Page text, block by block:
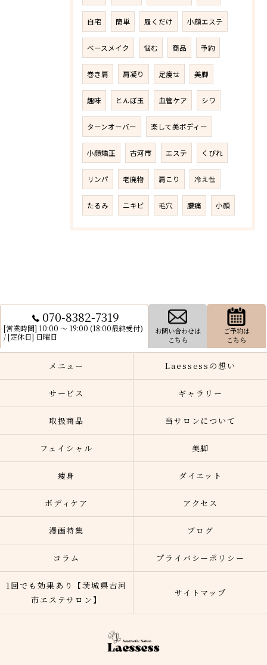
自宅 簡単 履くだけ 小顔エステ
ベースメイク 悩む 商品 予約
巻き肩 肩凝り 足痩せ 美脚
趣味 とんぼ玉 血管ケア シワ
ターンオーバー 楽して美ボディー
小顔矯正 古河市 エステ くびれ
リンパ 老廃物 肩こり 冷え性
たるみ ニキビ 毛穴 腰痛 小顔
070-8382-7319
[営業時間] 10:00 〜 19:00 (18:00最終受付)
/ [定休日] 日曜日
お問い合わせは
こちら
ご予約は
こちら
メニュー Laessessの想い
サービス ギャラリー
取扱商品 当サロンについて
フェイシャル 美脚
痩身 ダイエット
ボディケア アクセス
漫画特集 ブログ
コラム プライバシーポリシー
1回でも効果あり【茨城県古河
市エステサロン】
サイトマップ